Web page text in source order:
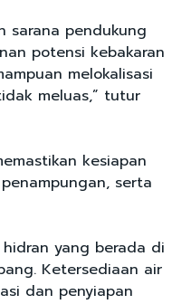
sarana pendukung
potensi kebakaran
melokalisasi
meluas,” tutur
kesiapan
serta
yang berada di
Ketersediaan air
dan penyiapan